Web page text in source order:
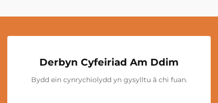
Derbyn Cyfeiriad Am Ddim
Bydd ein cynrychiolydd yn gysylltu â chi fuan.